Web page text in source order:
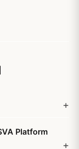
Platform